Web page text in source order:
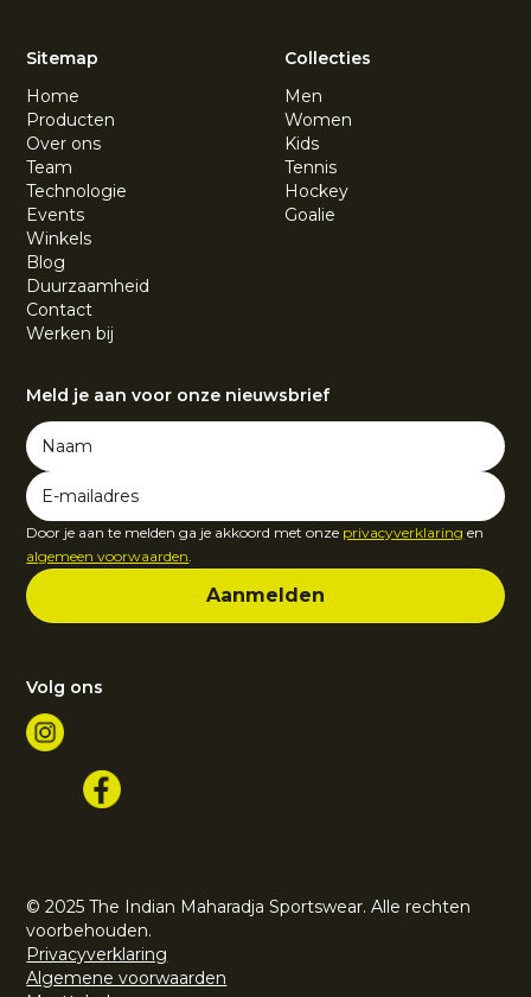
Sitemap
Home
Producten
Over ons
Team
Technologie
Events
Winkels
Blog
Duurzaamheid
Contact
Werken bij
Collecties
Men
Women
Kids
Tennis
Hockey
Goalie
Meld je aan voor onze nieuwsbrief
Door je aan te melden ga je akkoord met onze privacyverklaring en
algemeen voorwaarden
Volg ons
© 2025 The Indian Maharadja Sportswear. Alle rechten
voorbehouden.
Privacyverklaring
Algemene voorwaarden